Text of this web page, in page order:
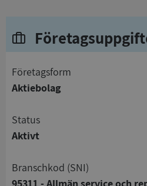
företagsform
Aktiebolag
status
Aktivt
branschkod (SNI)